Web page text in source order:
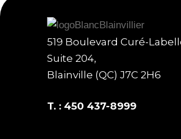
519 Boulevard Curé-
Suite 204,
Blainville (QC) J7C 2H6
T. : 450 437-8999